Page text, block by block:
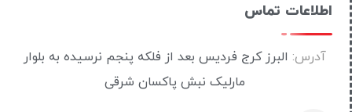
اطلاعات تماس
آدرس: البرز کرج فردیس بعد از فلکه پنجم نرسیده به بلوار
مارلیک نبش پاکسان شرقی